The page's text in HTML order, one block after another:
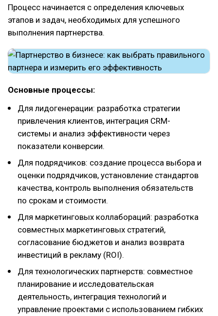
Процесс начинается с определения ключевых
этапов и задач, необходимых для успешного
выполнения партнерства.
Основные процессы:
Для лидогенерации: разработка стратегии
привлечения клиентов, интеграция CRM-
системы и анализ эффективности через
показатели конверсии.
Для подрядчиков: создание процесса выбора и
оценки подрядчиков, установление стандартов
качества, контроль выполнения обязательств
по срокам и стоимости.
Для маркетинговых коллабораций: разработка
совместных маркетинговых стратегий,
согласование бюджетов и анализ возврата
инвестиций в рекламу (ROI).
Для технологических партнерств: совместное
планирование и исследовательская
деятельность, интеграция технологий и
управление проектами с использованием гибких